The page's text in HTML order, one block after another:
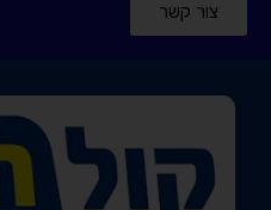
צור קשר